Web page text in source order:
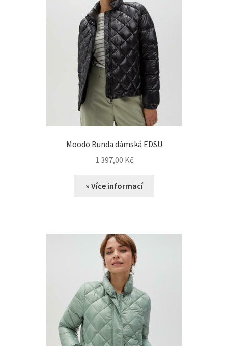
Moodo Bunda dámská EDSU
1 397,00 Kč
» Více informací